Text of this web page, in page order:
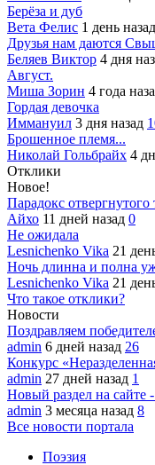
Берёза и дуб
Вета Фелис 1 день назад
Друзья нам даются
Беляев Виктор 4 дня
Август.
Миша Зорин 4 года
Гордая девочка
Иммануил 3 дня назад
Брошенное племя...
Николай Гольбрайх 4
Отклики
Новое!
Парадокс отвергнутого
Айхо 11 дней назад 0
Не ожидала
Lesnichenko Vika 21
Ночь длинна и полна
Lesnichenko Vika 21
Что такое отклики?
Новости
Поздравляем
admin 6 дней назад 26
Конкурс
admin 27 дней назад 1
Новый раздел на сайте
admin 3 месяца назад 8
Все новости портала
Поэзия